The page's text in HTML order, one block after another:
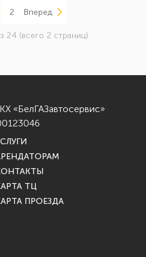
2 Вперед
24 (всего 2 страниц)
«БелГАЗавтосервис»
ТЦ
ПРОЕЗДА